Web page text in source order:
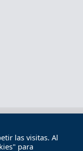
las visitas. Al
para